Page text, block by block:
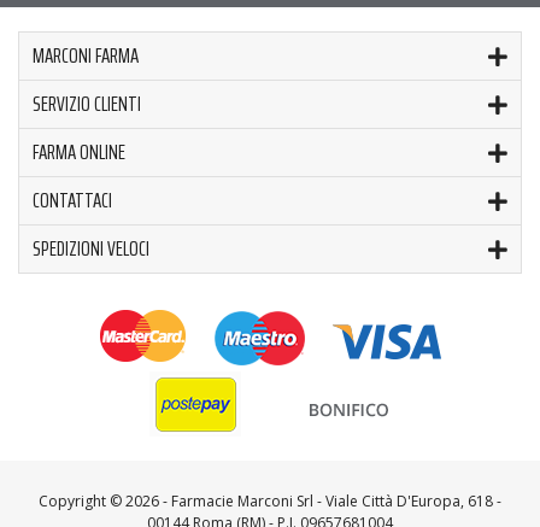
MARCONI FARMA
SERVIZIO CLIENTI
FARMA ONLINE
CONTATTACI
SPEDIZIONI VELOCI
Copyright ©2026 - Farmacie Marconi Srl - Viale Città D'Europa, 618 -
00144 Roma (RM) - P.I. 09657681004